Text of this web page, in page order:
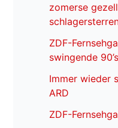
zomerse
ZDF-
swingende
Immer wieder
ARD
ZDF-